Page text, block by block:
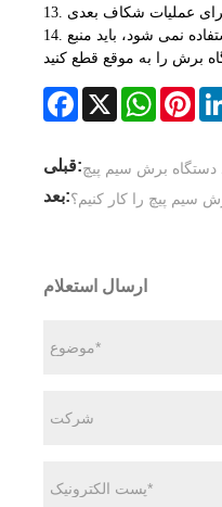
14. اگر برای مدت طولانی از آن استفاده نمی شود، باید منبع
Facebook
X WhatsApp
قبلی:دستگاه برش سیم پیچ
بعد:سیم پیچ را کار کنیم؟
ارسال استعلام